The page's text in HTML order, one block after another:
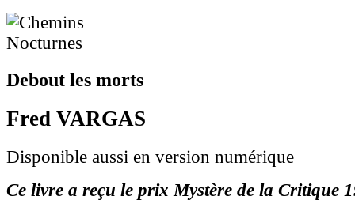
Debout les morts
Fred VARGAS
Disponible aussi en version numérique
Ce livre a reçu le prix Mystère de la Critique